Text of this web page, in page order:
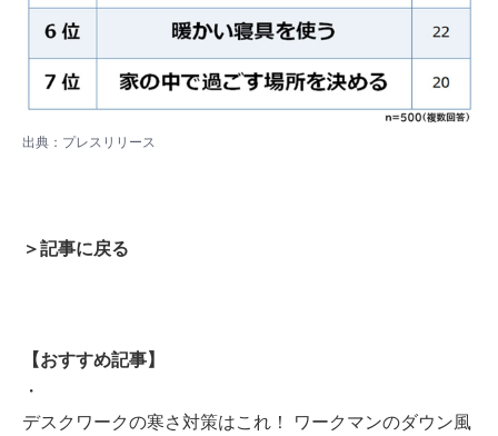
出典： プレスリリース
＞記事に戻る
【おすすめ記事】
・
デスクワークの寒さ対策はこれ！ ワークマンのダウン風